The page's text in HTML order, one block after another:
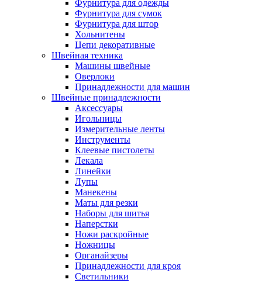
Фурнитура для одежды
Фурнитура для сумок
Фурнитура для штор
Хольнитены
Цепи декоративные
Швейная техника
Машины швейные
Оверлоки
Принадлежности для машин
Швейные принадлежности
Аксессуары
Игольницы
Измерительные ленты
Инструменты
Клеевые пистолеты
Лекала
Линейки
Лупы
Манекены
Маты для резки
Наборы для шитья
Наперстки
Ножи раскройные
Ножницы
Органайзеры
Принадлежности для кроя
Светильники